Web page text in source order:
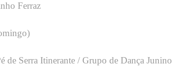
Ferraz
de Serra Itinerante / Grupo de Dança Junino